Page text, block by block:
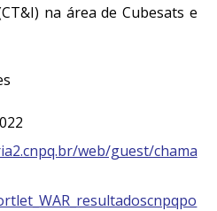
na área de Cubesats e
web/guest/chama